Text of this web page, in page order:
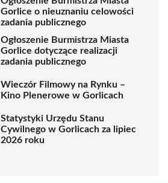
Gorlice o nieuznaniu celowości
zadania publicznego
Ogłoszenie Burmistrza Miasta
Gorlice dotyczące realizacji
zadania publicznego
Wieczór Filmowy na Rynku –
Kino Plenerowe w Gorlicach
Statystyki Urzędu Stanu
Cywilnego w Gorlicach za lipiec
2026 roku